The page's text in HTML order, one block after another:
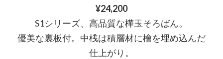
¥24,200
S1シリーズ、高品質な樺玉そろばん。
優美な裏板付。中桟は積層材に檜を埋め込んだ
仕上がり。